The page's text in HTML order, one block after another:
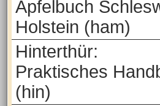
Apfelbuch
Holstein (ham)
Hinterthür:
Praktisches
(hin)